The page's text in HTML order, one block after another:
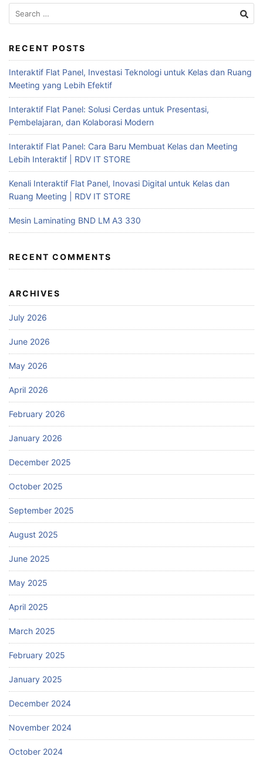
RECENT POSTS
Interaktif Flat Panel, Investasi Teknologi untuk Kelas dan Ruang
Meeting yang Lebih Efektif
Interaktif Flat Panel: Solusi Cerdas untuk Presentasi,
Pembelajaran, dan Kolaborasi Modern
Interaktif Flat Panel: Cara Baru Membuat Kelas dan Meeting
Lebih Interaktif | RDV IT STORE
Kenali Interaktif Flat Panel, Inovasi Digital untuk Kelas dan
Ruang Meeting | RDV IT STORE
Mesin Laminating BND LM A3 330
RECENT COMMENTS
ARCHIVES
July 2026
June 2026
May 2026
April 2026
February 2026
January 2026
December 2025
October 2025
September 2025
August 2025
June 2025
May 2025
April 2025
March 2025
February 2025
January 2025
December 2024
November 2024
October 2024